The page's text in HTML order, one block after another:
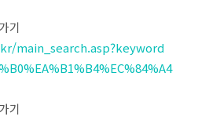
기
main_search.asp?keyword
기